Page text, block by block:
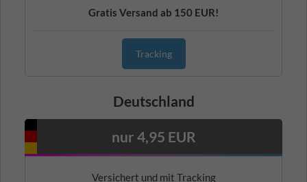
Gratis Versand ab 150 EUR!
Tracking
Deutschland
nur 4,95 EUR
Versichert und mit Tracking